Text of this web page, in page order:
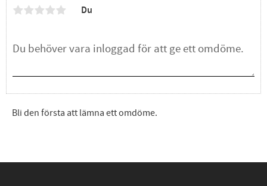
Du
Bli den första att lämna ett omdöme.